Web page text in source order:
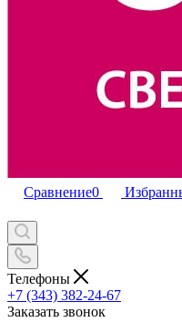
Сравнение0
Телефоны
+7 (343) 382-24-67
Заказать звонок